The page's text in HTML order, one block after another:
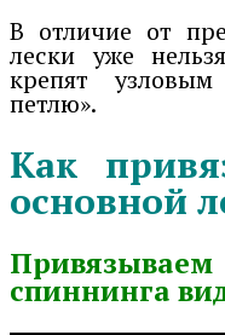
В отличие от
лески уже
крепят
петлю».
Как
основной
спиннинга